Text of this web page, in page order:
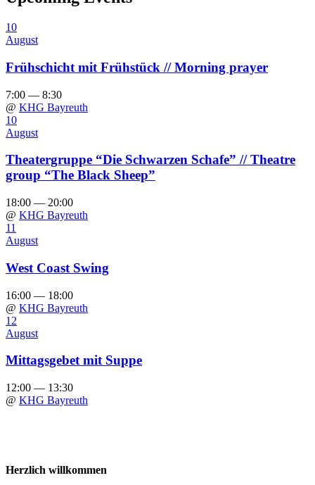
10
August
Frühschicht mit Frühstück // Morning prayer
7:00 — 8:30
@ KHG Bayreuth
10
August
Theatergruppe “Die Schwarzen Schafe” // Theatre
group “The Black Sheep”
18:00 — 20:00
@ KHG Bayreuth
11
August
West Coast Swing
16:00 — 18:00
@ KHG Bayreuth
12
August
Mittagsgebet mit Suppe
12:00 — 13:30
@ KHG Bayreuth
Herzlich willkommen